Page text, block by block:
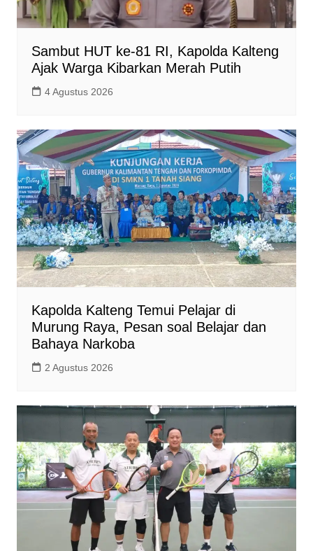
Sambut HUT ke-81 RI, Kapolda Kalteng
Ajak Warga Kibarkan Merah Putih
4 Agustus 2026
Kapolda Kalteng Temui Pelajar di
Murung Raya, Pesan soal Belajar dan
Bahaya Narkoba
2 Agustus 2026